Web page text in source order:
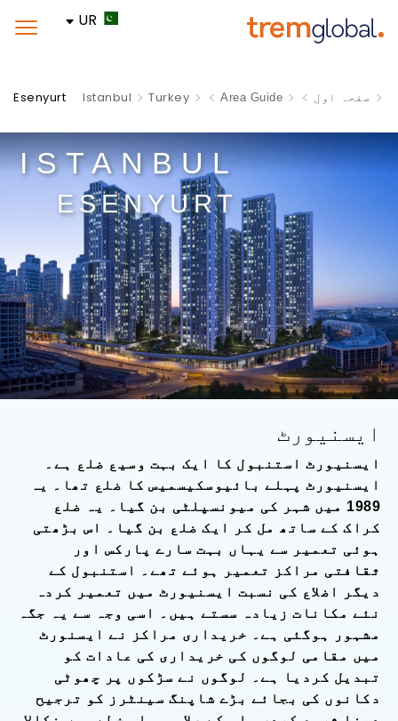
UR
صفحہ اول Area Guide
Turkey
Istanbul
Esenyurt
ISTANBUL
ESENYURT
ایسنیورٹ
ایسنیورٹ استنبول کا ایک بہت وسیع ضلع ہے۔
ایسنیورٹ پہلے بائیوسکیسمیس کا ضلع تھا۔ یہ
1989 میں شہر کی میونسپلٹی بن گیا۔ یہ ضلع
کراک کے ساتھ مل کر ایک ضلع بن گیا۔ اس بڑھتی
ہوئی تعمیر سے یہاں بہت سارے پارکس اور
ثقافتی مراکز تعمیر ہوئے تھے۔ استنبول کے
دیگر اضلاع کی نسبت ایسنیورٹ میں تعمیر کردہ
نئے مکانات زیادہ سستے ہیں۔ اسی وجہ سے یہ جگہ
مشہور ہوگئی ہے۔ خریداری مراکز نے ایسنورٹ
میں مقامی لوگوں کی خریداری کی عادات کو
تبدیل کردیا ہے۔ لوگوں نے سڑکوں پر چھوٹی
دکانوں کی بجائے بڑے شاپنگ سینٹرز کو ترجیح